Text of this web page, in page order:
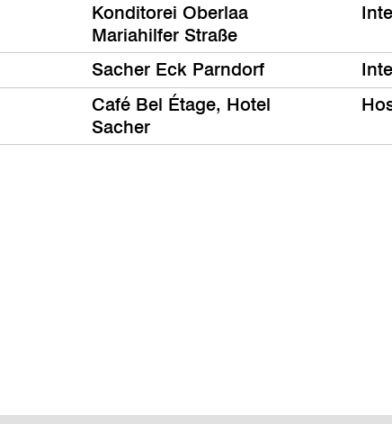
Konditorei Oberlaa
Mariahilfer Straße
Sacher Eck Parndorf
Café Bel Étage, Hotel
Sacher